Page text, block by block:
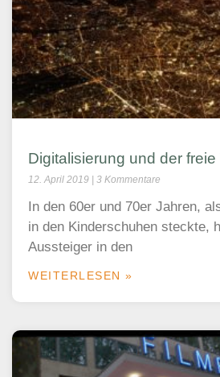
Digitalisierung und der freie
12. April 2019 3 Kommentare
In den 60er und 70er Jahren,
in den Kinderschuhen steckte,
Aussteiger in den
WEITERLESEN »